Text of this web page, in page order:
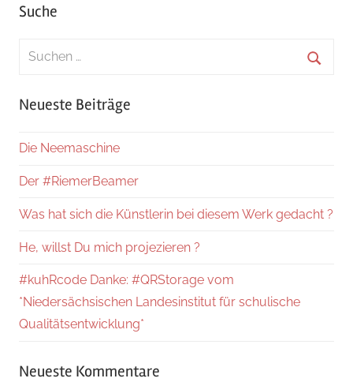
Suche
Suchen
Neueste Beiträge
Die Neemaschine
Der #RiemerBeamer
Was hat sich die Künstlerin bei diesem Werk gedacht ?
He, willst Du mich projezieren ?
#kuhRcode Danke: #QRStorage vom
*Niedersächsischen Landesinstitut für schulische
Qualitätsentwicklung*
Neueste Kommentare